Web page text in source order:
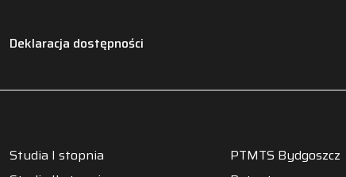
Deklaracja dostępności
Studia I stopnia
PTMTS Bydgoszcz